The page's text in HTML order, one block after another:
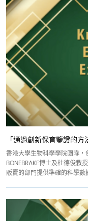
「通過創新保育鑒證的方
香港大學生物科學學院團隊
BONEBRAKE博士及杜德俊
販賣的部門提供準確的科學數